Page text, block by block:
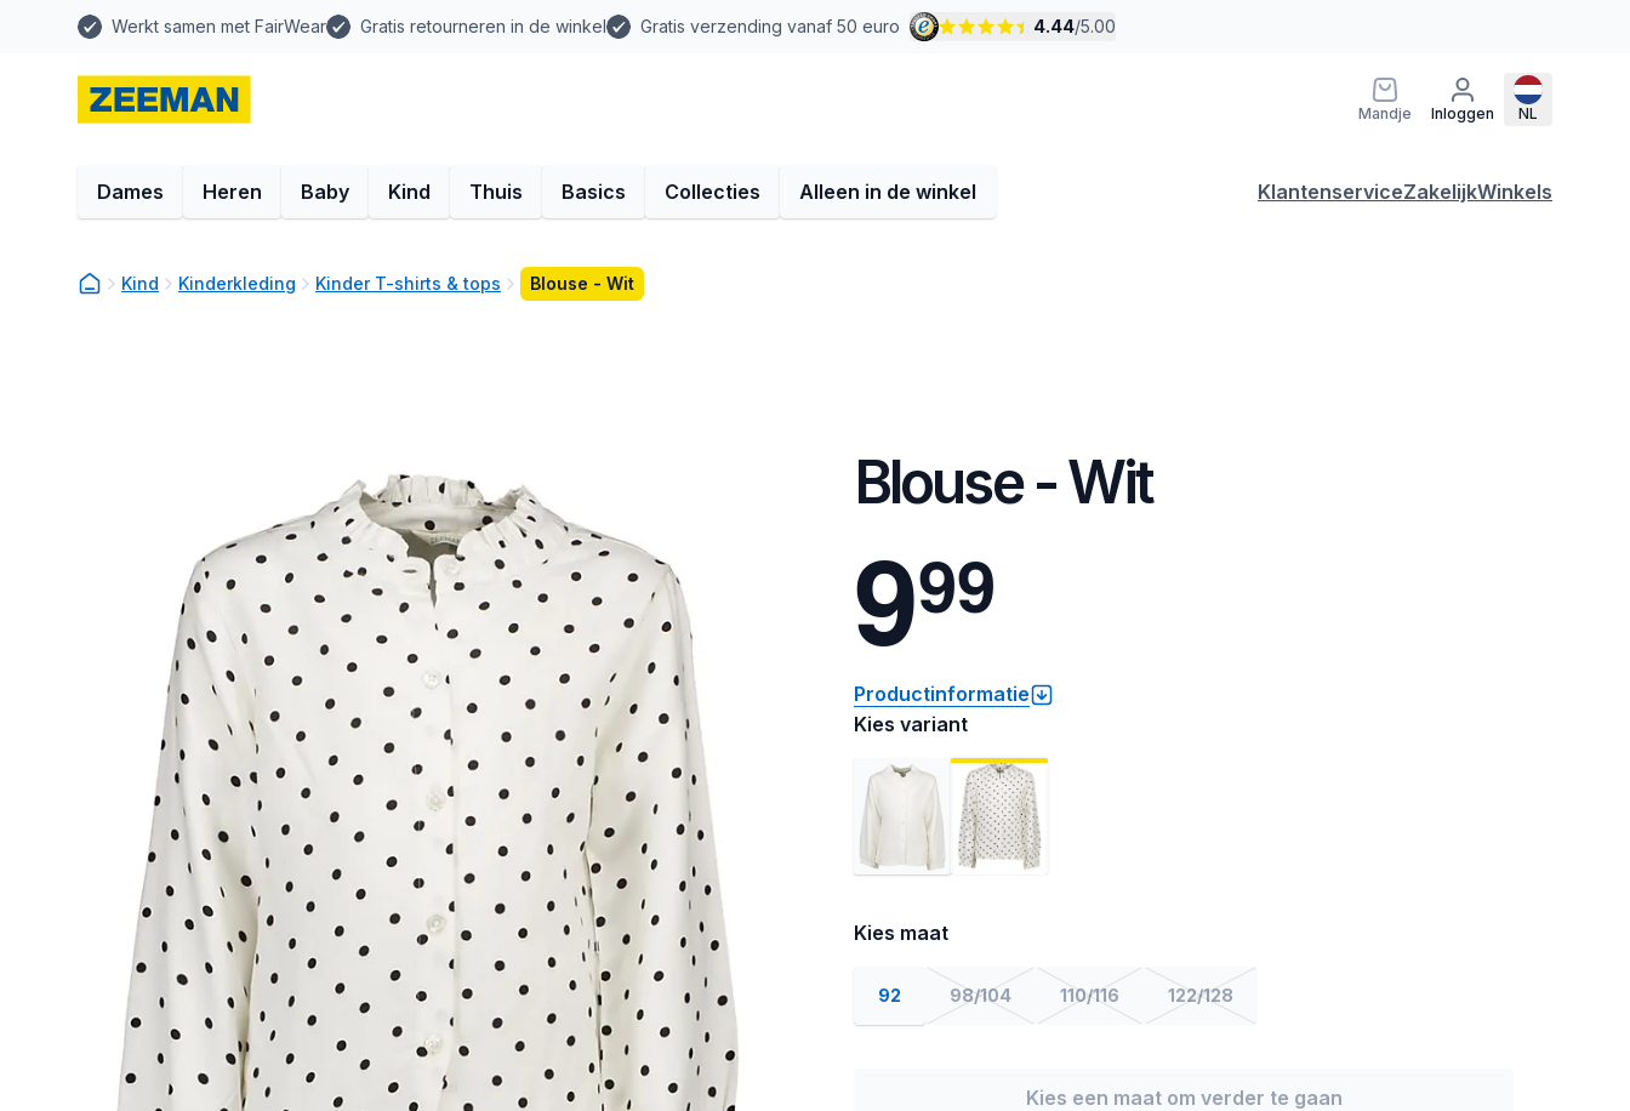
Werkt samen met FairWear Gratis retourneren in de winkel Gratis verzending vanaf 50 euro 4.44/5.00
Mandje Inloggen NL
Dames Heren Baby Kind Thuis Basics Collecties Alleen in de winkel KlantenserviceZakelijkWinkels
Kind Kinderkleding Kinder T-shirts & tops Blouse - Wit
Blouse - Wit
999
Productinformatie
Kies variant
Kies maat
92 98/104 110/116 122/128
Kies een maat om verder te gaan